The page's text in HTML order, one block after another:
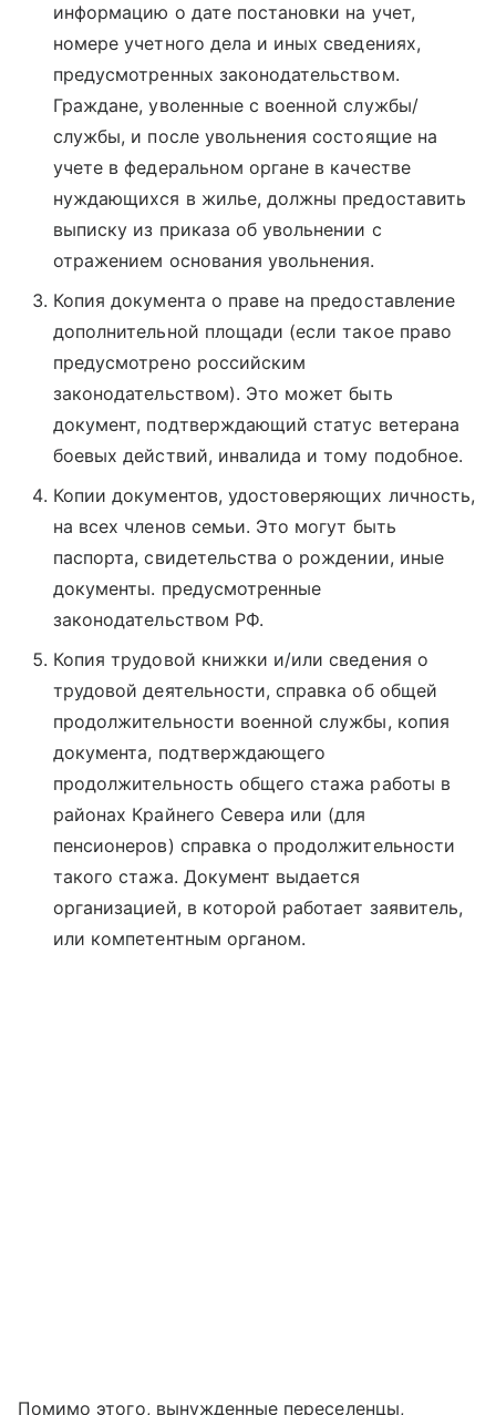
информацию о дате постановки на учет,
номере учетного дела и иных сведениях,
предусмотренных законодательством.
Граждане, уволенные с военной службы/
службы, и после увольнения состоящие на
учете в федеральном органе в качестве
нуждающихся в жилье, должны предоставить
выписку из приказа об увольнении с
отражением основания увольнения.
Копия документа о праве на предоставление
дополнительной площади (если такое право
предусмотрено российским
законодательством). Это может быть
документ, подтверждающий статус ветерана
боевых действий, инвалида и тому подобное.
Копии документов, удостоверяющих личность,
на всех членов семьи. Это могут быть
паспорта, свидетельства о рождении, иные
документы. предусмотренные
законодательством РФ.
Копия трудовой книжки и/или сведения о
трудовой деятельности, справка об общей
продолжительности военной службы, копия
документа, подтверждающего
продолжительность общего стажа работы в
районах Крайнего Севера или (для
пенсионеров) справка о продолжительности
такого стажа. Документ выдается
организацией, в которой работает заявитель,
или компетентным органом.
Помимо этого, вынужденные переселенцы,